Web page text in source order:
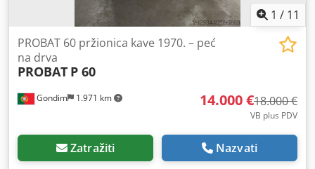
1 / 11
Gondim 1.971 km
PROBAT 60 pržionica kave 1970. – peć
na drva
PROBAT P 60
14.000 €18.000 €
VB plus PDV
Zatražiti Nazvati